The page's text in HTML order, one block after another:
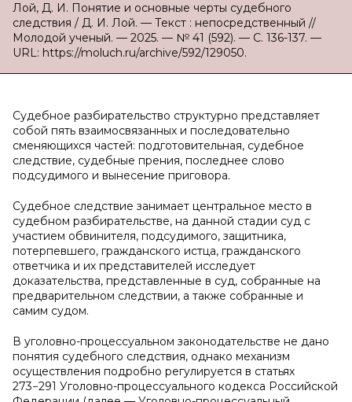
Лой, Д. И. Понятие и основные черты судебного
следствия / Д. И. Лой. — Текст : непосредственный //
Молодой ученый. — 2025. — № 41 (592). — С. 136-137. —
URL: https://moluch.ru/archive/592/129050.
Судебное разбирательство структурно представляет
собой пять взаимосвязанных и последовательно
сменяющихся частей: подготовительная, судебное
следствие, судебные прения, последнее слово
подсудимого и вынесение приговора.
Судебное следствие занимает центральное место в
судебном разбирательстве, на данной стадии суд с
участием обвинителя, подсудимого, защитника,
потерпевшего, гражданского истца, гражданского
ответчика и их представителей исследует
доказательства, представленные в суд, собранные на
предварительном следствии, а также собранные и
самим судом.
В уголовно-процессуальном законодательстве не дано
понятия судебного следствия, однако механизм
осуществления подробно регулируется в статьях
273−291 Уголовно-процессуального кодекса Российской